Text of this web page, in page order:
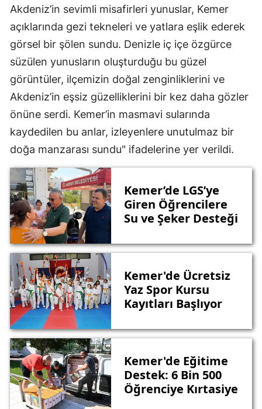
Akdeniz’in sevimli misafirleri yunuslar, Kemer
açıklarında gezi tekneleri ve yatlara eşlik ederek
görsel bir şölen sundu. Denizle iç içe özgürce
süzülen yunusların oluşturduğu bu güzel
görüntüler, ilçemizin doğal zenginliklerini ve
Akdeniz’in eşsiz güzelliklerini bir kez daha gözler
önüne serdi. Kemer’in masmavi sularında
kaydedilen bu anlar, izleyenlere unutulmaz bir
doğa manzarası sundu" ifadelerine yer verildi.
Kemer’de LGS’ye
Giren Öğrencilere
Su ve Şeker Desteği
Kemer'de Ücretsiz
Yaz Spor Kursu
Kayıtları Başlıyor
Kemer'de Eğitime
Destek: 6 Bin 500
Öğrenciye Kırtasiye